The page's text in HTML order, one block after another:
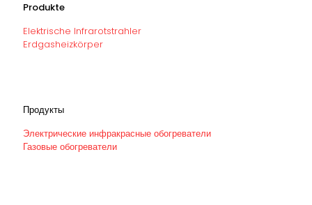
Produkte
Elektrische Infrarotstrahler
Erdgasheizkörper
Продукты
Электрические инфракрасные обогреватели
Газовые обогреватели